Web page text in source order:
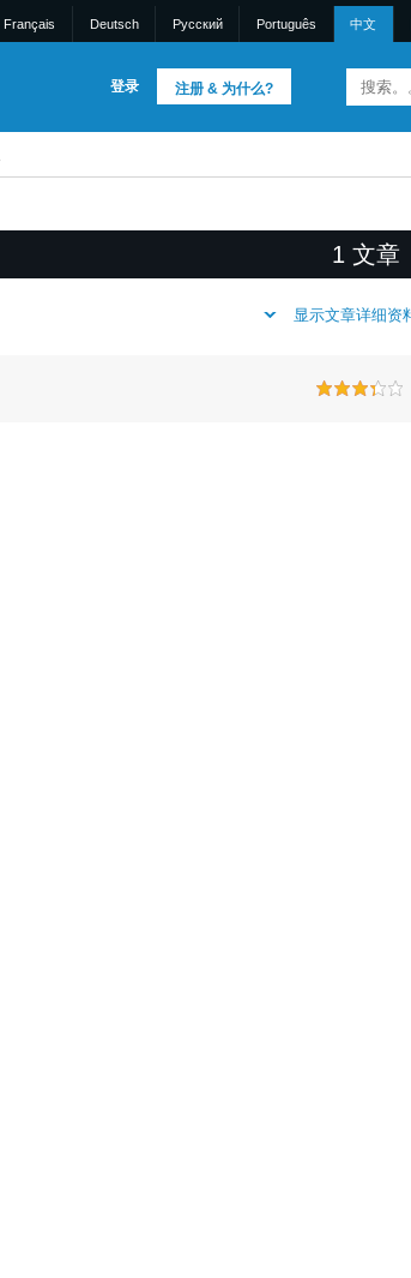
Français Deutsch Pусский Português 中文
注册 & 为什么?
登录
1 文章
显示文章详细资